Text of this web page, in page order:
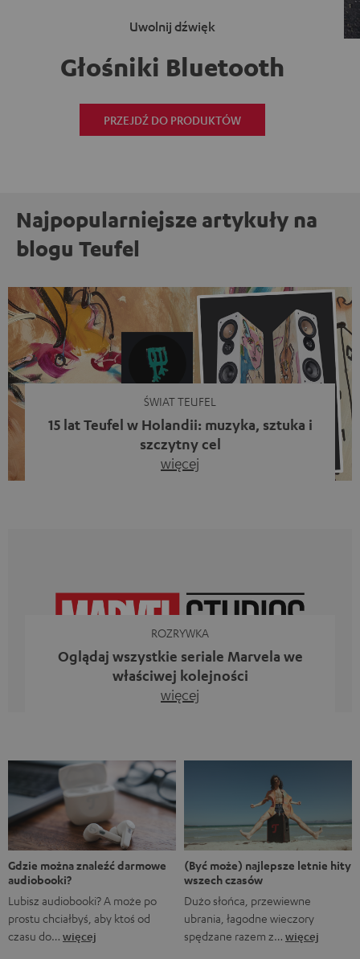
Uwolnij dźwięk
Głośniki Bluetooth
PRZEJDŹ DO PRODUKTÓW
Najpopularniejsze artykuły na
blogu Teufel
ŚWIAT TEUFEL
15 lat Teufel w Holandii: muzyka, sztuka i
szczytny cel
więcej
jednocześnie dać coś od siebie. Muzyka ma przecież o
ROZRYWKA
Oglądaj wszystkie seriale Marvela we
właściwej kolejności
więcej
Marvela A gdyby…?, w którym rozgrywane są
alternatywne historie z FUM. Oczywiście fani Marvela
natychmiast rozpoznają, że pierwsze trzy tytuły to filmy
Marvela, podczas gdy ostatnie to tytuły obecnych lub
nadchodzących seriali. […]
Gdzie można znaleźć darmowe
audiobooki?
Lubisz audiobooki? A może po
prostu chciałbyś, aby ktoś od
czasu do… więcej
(Być może) najlepsze letnie hity
wszech czasów
Dużo słońca, przewiewne
ubrania, łagodne wieczory
spędzane razem z… więcej